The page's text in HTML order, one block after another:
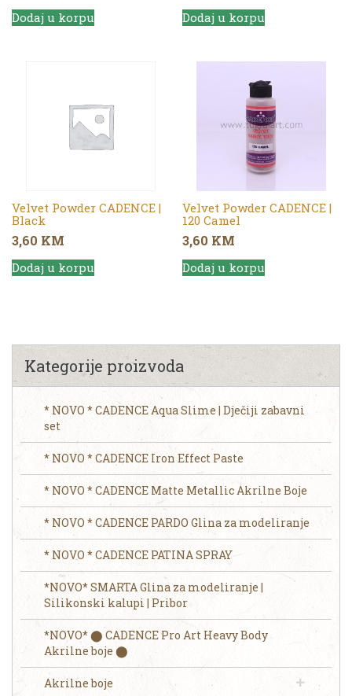
Dodaj u korpu Dodaj u korpu
Velvet Powder CADENCE |
Black
3,60 KM
Dodaj u korpu
Velvet Powder CADENCE |
120 Camel
3,60 KM
Dodaj u korpu
Kategorije proizvoda
* NOVO * CADENCE Aqua Slime | Dječiji zabavni
set
* NOVO * CADENCE Iron Effect Paste
* NOVO * CADENCE Matte Metallic Akrilne Boje
* NOVO * CADENCE PARDO Glina za modeliranje
* NOVO * CADENCE PATINA SPRAY
*NOVO* SMARTA Glina za modeliranje |
Silikonski kalupi | Pribor
*NOVO* ⬤ CADENCE Pro Art Heavy Body
Akrilne boje ⬤
Akrilne boje